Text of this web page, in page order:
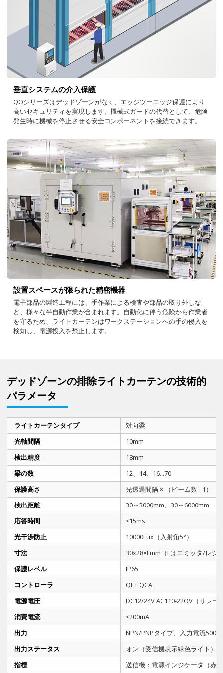
垂直システムの介入保護
QOシリーズはデッドゾーンがなく、エッジツーエッジ保護により
高いセキュリティを実現します。機械式ガードの代替として、危険
発生時に機械を停止させる安全コンポーネントを接続できます。
設置スペースが限られた精密機器
電子部品の製造工程には、手作業による検査や部品の取り外しな
ど、様々な半自動作業が含まれます。自動化に伴う危険から作業者
を守るため、ライトカーテンはワークステーションへの手の侵入を
検知し、電源投入を禁止します。
デッドゾーンの排除ライトカーテンの技術的
パラメータ
ライトカーテンタイプ
対向梁
光軸間隔
10mm
検出精度
18mm
梁の数
12、14、16...70
保護高さ
光透過間隔 × （ビーム数 - 1）
検出距離
30～3000mm、30～6000mm
応答時間
≤15ms
光干渉防止
10000Lux（入射角5°）
寸法
30x28×Lmm（Lはエミッタ/レシ
保護レベル
IP65
コントローラ
QET QCA
電源電圧
DC12/24V AC110-22OV（リレー
消費電流
≤200mA
出力
NPN/PNPタイプ、入力電流
出力ステータス
オン（受信機表示緑色ライト）
指標
送信機：電源インジケータ（赤